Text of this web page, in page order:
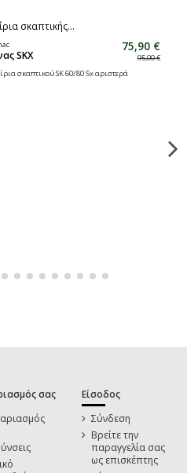
SKX
75,90 €
95,00 €
σκαπτικού SK 60/80 5x αριστερά
σας
Είσοδος
Σύνδεση
Βρείτε την
παραγγελία σας
ως επισκέπτης